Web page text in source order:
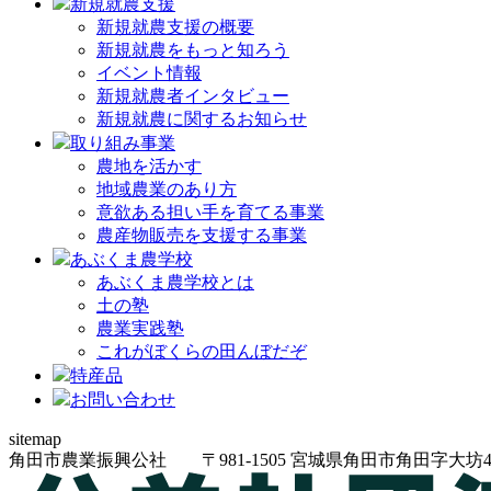
新規就農支援
新規就農支援の概要
新規就農をもっと知ろう
イベント情報
新規就農者インタビュー
新規就農に関するお知らせ
取り組み事業
農地を活かす
地域農業のあり方
意欲ある担い手を育てる事業
農産物販売を支援する事業
あぶくま農学校
あぶくま農学校とは
土の塾
農業実践塾
これがぼくらの田んぼだぞ
特産品
お問い合わせ
sitemap
角田市農業振興公社 〒981-1505 宮城県角田市角田字大坊